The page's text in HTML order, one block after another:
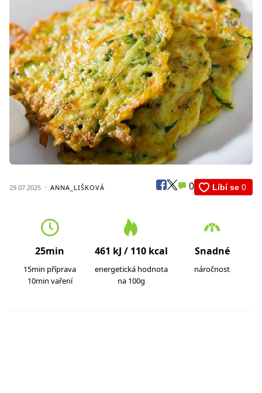
29.07.2025 ANNA_LIŠKOVÁ 0
25min
15min příprava
10min vaření
461 kJ / 110 kcal
energetická hodnota
na 100g
Snadné
náročnost